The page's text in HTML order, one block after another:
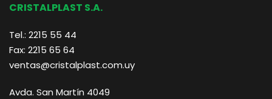
CRISTALPLAST S.A.
Tel.: 2215 55 44
Fax: 2215 65 64
ventas@cristalplast.com.uy
Avda. San Martín 4049